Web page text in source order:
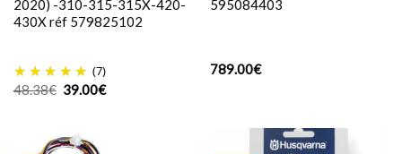
2020) -310-315-315X-420-
430X réf 579825102
(7)
48.38€ Le
prix
48.38€.
39.00€Le
prix
595084403
789.00€